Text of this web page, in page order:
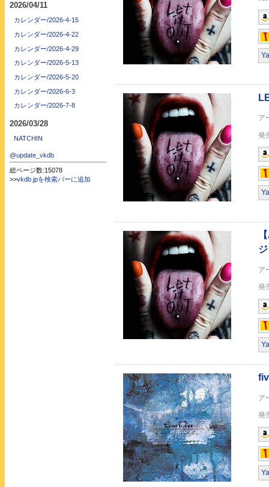
【Amazon.co.jp限
ジャケ付)
five sights (通常盤)
five sights (初回盤)
2026/04/11
カレンダー/2026-4-15
カレンダー/2026-4-22
カレンダー/2026-4-29
カレンダー/2026-5-13
カレンダー/2026-5-20
カレンダー/2026-6-3
カレンダー/2026-7-8
2026/03/28
NATCHIN
@update_vkdb
総ページ数:15078
>>vkdb.jpを検索バーに追加